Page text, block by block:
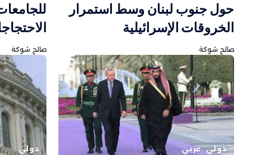
حول جنوب لبنان وسط استمرار
الخروقات الإسرائيلية
صالح شوكة صالح شوكة
دولي عربي دولي